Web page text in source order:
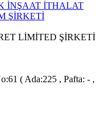
İNŞAAT İTHALAT
ŞİRKETİ
LİMİTED ŞİRKETİ
( Ada:225 , Pafta: - ,